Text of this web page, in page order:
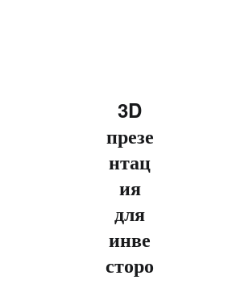
3D
презе
нтац
ия
для
инве
сторо